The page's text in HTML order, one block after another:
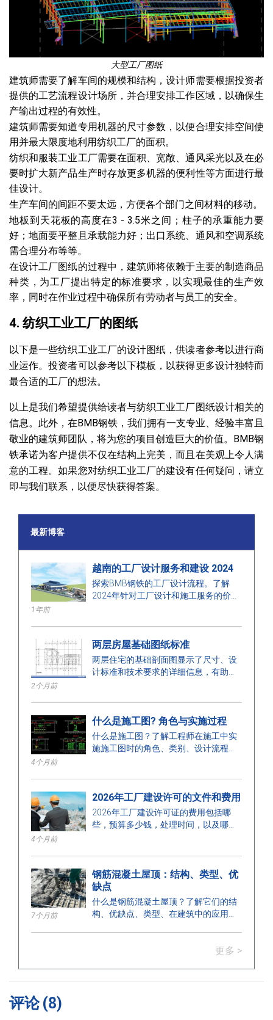
大型工厂图纸
建筑师需要了解车间的规模和结构，设计师需要根据投资者
提供的工艺流程设计场所，并合理安排工作区域，以确保生
产输出过程的有效性。
建筑师需要知道专用机器的尺寸参数，以便合理安排空间使
用并最大限度地利用纺织工厂的面积。
纺织和服装工业工厂需要在面积、宽敞、通风采光以及在必
要时扩大新产品生产时存放更多机器的便利性等方面进行最
佳设计。
生产车间的间距不要太远，方便各个部门之间材料的移动。
地板到天花板的高度在3 - 3.5米之间；柱子的承重能力要
好；地面要平整且承载能力好；出口系统、通风和空调系统
需合理分布等等。
在设计工厂图纸的过程中，建筑师将依赖于主要的制造商品
种类，为工厂提出特定的标准要求，以实现最佳的生产效
率，同时在作业过程中确保所有劳动者与员工的安全。
4. 纺织工业工厂的图纸
以下是一些纺织工业工厂的设计图纸，供读者参考以进行商
业运作。投资者可以参考以下模板，以获得更多设计独特而
最合适的工厂的想法。
以上是我们希望提供给读者与纺织工业工厂图纸设计相关的
信息。此外，在BMB钢铁，我们拥有一支专业、经验丰富且
敬业的建筑师团队，将为您的项目创造巨大的价值。BMB钢
铁承诺为客户提供不仅在结构上完美，而且在美观上令人满
意的工程。如果您对纺织工业工厂的建设有任何疑问，请立
即与我们联系，以便尽快获得答案。
最新博客
1年前
越南的工厂设计服务和建设 2024
探索BMB钢铁的工厂设计流程。了解
2024年针对工厂设计和施工服务的价
2个月前
两层房屋基础图纸标准
两层住宅的基础剖面图显示了尺寸、设
计标准和技术要求的详细信息，有助于
4个月前
什么是施工图? 角色与实施过程
什么是施工图？了解工程师在施工中实
施施工图时的角色、类别、设计流程和
4个月前
2026年工厂建设许可的文件和费用
2026年工厂建设许可证的费用包括哪
些，预算多少钱，处理时间，以及哪个
7个月前
钢筋混凝土屋顶：结构、类型、优
缺点
什么是钢筋混凝土屋顶？了解它们的结
构、优缺点、类型、在建筑中的应用，
更多 >
评论 (8)